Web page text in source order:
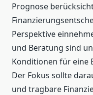
Prognose
Perspektive
und Beratung sind
Konditionen für eine
Der Fokus sollte
und tragbare